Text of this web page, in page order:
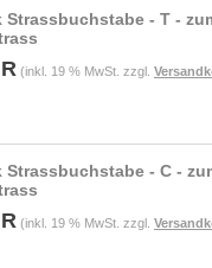
Strassbuchstabe - T -
(inkl. 19 % MwSt. zzgl.
Strassbuchstabe - C -
(inkl. 19 % MwSt. zzgl.